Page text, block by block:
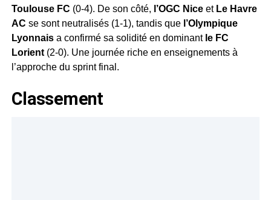
Toulouse FC (0-4). De son côté, l’OGC Niceet Le Havre
AC se sont neutralisés (1-1), tandis que l’Olympique
Lyonnaisa confirmé sa solidité en dominant le FC
Lorient(2-0). Une journée riche en enseignements à
l’approche du sprint final.
Classement